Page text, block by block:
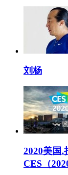
刘杨
2020美国.
CES（